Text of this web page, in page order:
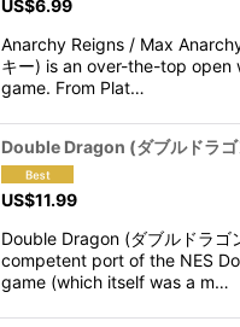
US$6.99
Anarchy Reigns / Max
キー) is an over-the-top open
game. From Plat…
Double Dragon (ダブルドラ
US$11.99
Double Dragon (ダブルドラゴ
competent port of the NES
game (which itself was a m…